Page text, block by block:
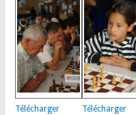
Télécharger
Télécharger